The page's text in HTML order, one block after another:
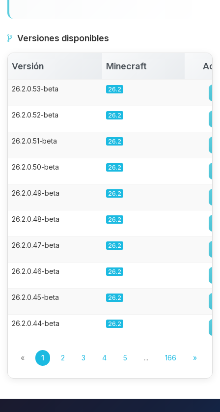
Versiones disponibles
Versión Minecraft
26.2.0.53-beta 26.2
26.2.0.52-beta 26.2
26.2.0.51-beta 26.2
26.2.0.50-beta 26.2
26.2.0.49-beta 26.2
26.2.0.48-beta 26.2
26.2.0.47-beta 26.2
26.2.0.46-beta 26.2
26.2.0.45-beta 26.2
26.2.0.44-beta 26.2
« 1 2 3 4 5 ... 166 »